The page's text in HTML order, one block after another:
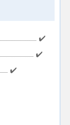
✔️
✔️
✔️